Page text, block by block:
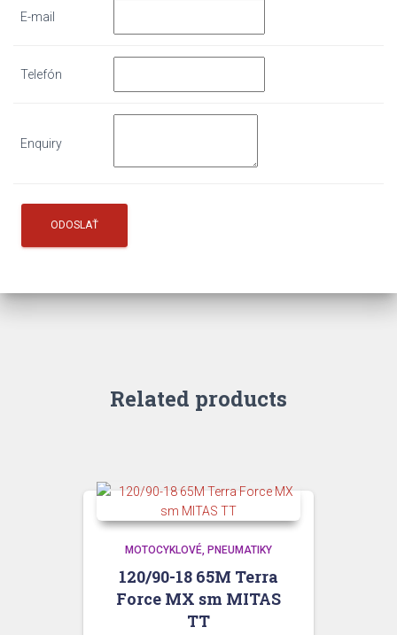
E-mail
Telefón
Enquiry
Related products
MOTOCYKLOVÉ PNEUMATIKY
120/90-18 65M Terra
Force MX sm MITAS
TT